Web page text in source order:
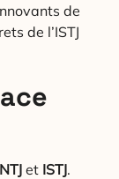
de
de l’ISTJ
et ISTJ.